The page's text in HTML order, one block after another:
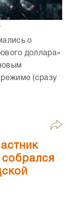
о
доллара»
(сразу